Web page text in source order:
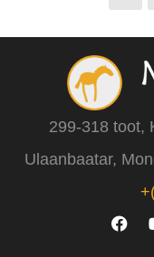
299-318 toot,
Ulaanbaatar,